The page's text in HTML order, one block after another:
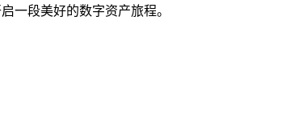
一段美好的数字资产旅程。